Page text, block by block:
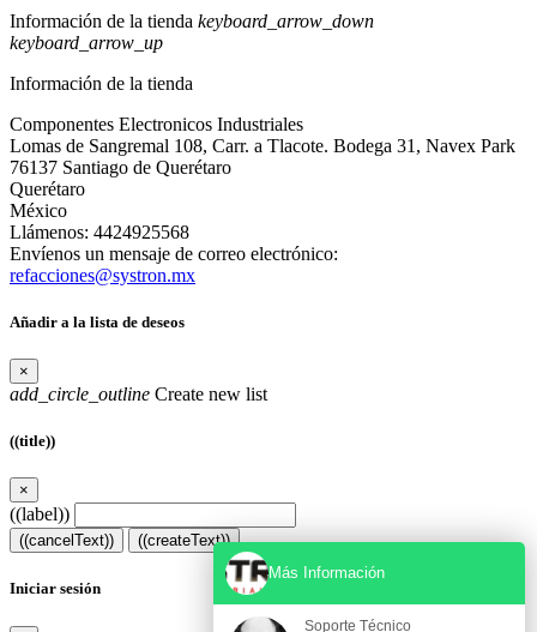
Información de la tienda keyboard_arrow_down
keyboard_arrow_up
Información de la tienda
Componentes Electronicos Industriales
Lomas de Sangremal 108, Carr. a Tlacote. Bodega 31, Navex Park
76137 Santiago de Querétaro
Querétaro
México
Llámenos: 4424925568
Envíenos un mensaje de correo electrónico:
refacciones@systron.mx
Añadir a la lista de deseos
×
add_circle_outline Create new list
((title))
×
((label))
((cancelText)) ((createText))
Iniciar sesión
Más Información
Soporte Técnico